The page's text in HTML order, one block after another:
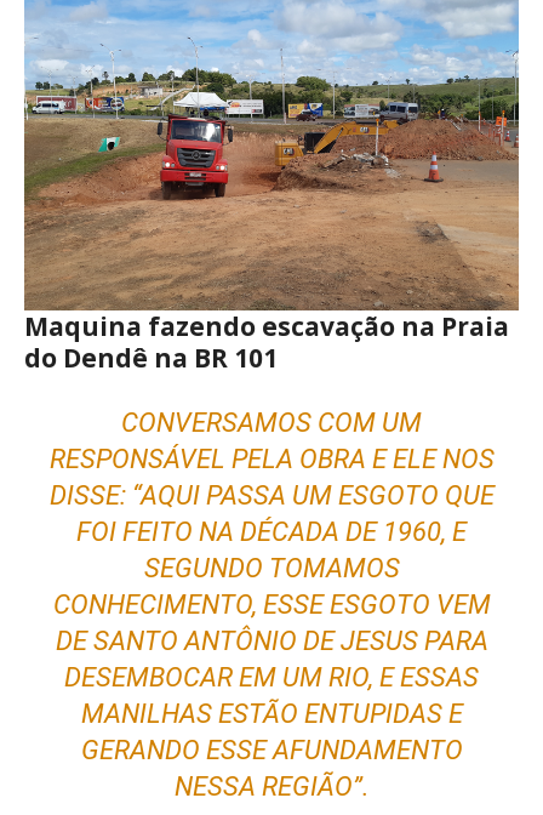
Maquina fazendo escavação na Praia
do Dendê na BR 101
CONVERSAMOS COM UM
RESPONSÁVEL PELA OBRA E ELE NOS
DISSE: “AQUI PASSA UM ESGOTO QUE
FOI FEITO NA DÉCADA DE 1960, E
SEGUNDO TOMAMOS
CONHECIMENTO, ESSE ESGOTO VEM
DE SANTO ANTÔNIO DE JESUS PARA
DESEMBOCAR EM UM RIO, E ESSAS
MANILHAS ESTÃO ENTUPIDAS E
GERANDO ESSE AFUNDAMENTO
NESSA REGIÃO”.